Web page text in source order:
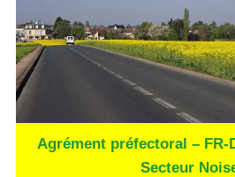
Agrément préfectoral – FR-
Secteur